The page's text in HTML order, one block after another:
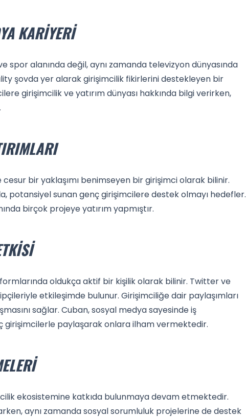
KARIYERI
spor alanında değil, aynı zamanda televizyon dünyasında
şovda yer alarak girişimcilik fikirlerini destekleyen bir
girişimcilik ve yatırım dünyası hakkında bilgi verirken,
cesur bir yaklaşımı benimseyen bir girişimci olarak bilinir.
potansiyel sunan genç girişimcilere destek olmayı hedefler.
birçok projeye yatırım yapmıştır.
oldukça aktif bir kişilik olarak bilinir. Twitter ve
etkileşimde bulunur. Girişimciliğe dair paylaşımları
sağlar. Cuban, sosyal medya sayesinde iş
girişimcilerle paylaşarak onlara ilham vermektedir.
ekosistemine katkıda bulunmaya devam etmektedir.
aynı zamanda sosyal sorumluluk projelerine de destek